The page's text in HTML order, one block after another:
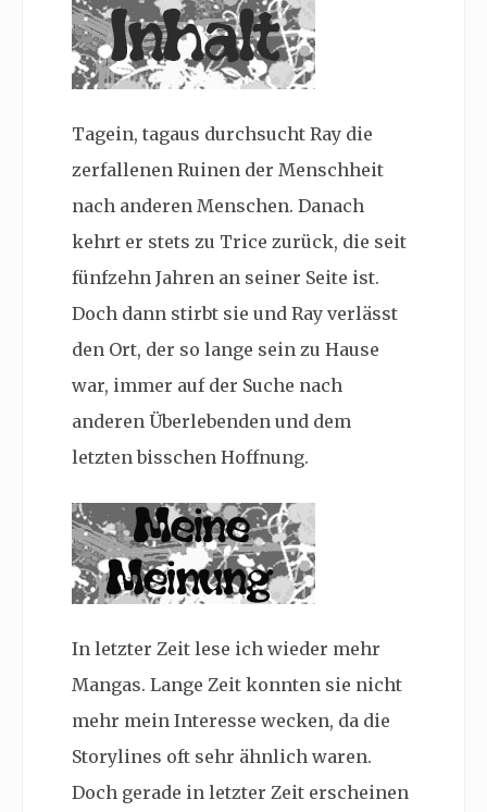
Tagein, tagaus durchsucht Ray die
zerfallenen Ruinen der Menschheit
nach anderen Menschen. Danach
kehrt er stets zu Trice zurück, die seit
fünfzehn Jahren an seiner Seite ist.
Doch dann stirbt sie und Ray verlässt
den Ort, der so lange sein zu Hause
war, immer auf der Suche nach
anderen Überlebenden und dem
letzten bisschen Hoffnung.
In letzter Zeit lese ich wieder mehr
Mangas. Lange Zeit konnten sie nicht
mehr mein Interesse wecken, da die
Storylines oft sehr ähnlich waren.
Doch gerade in letzter Zeit erscheinen